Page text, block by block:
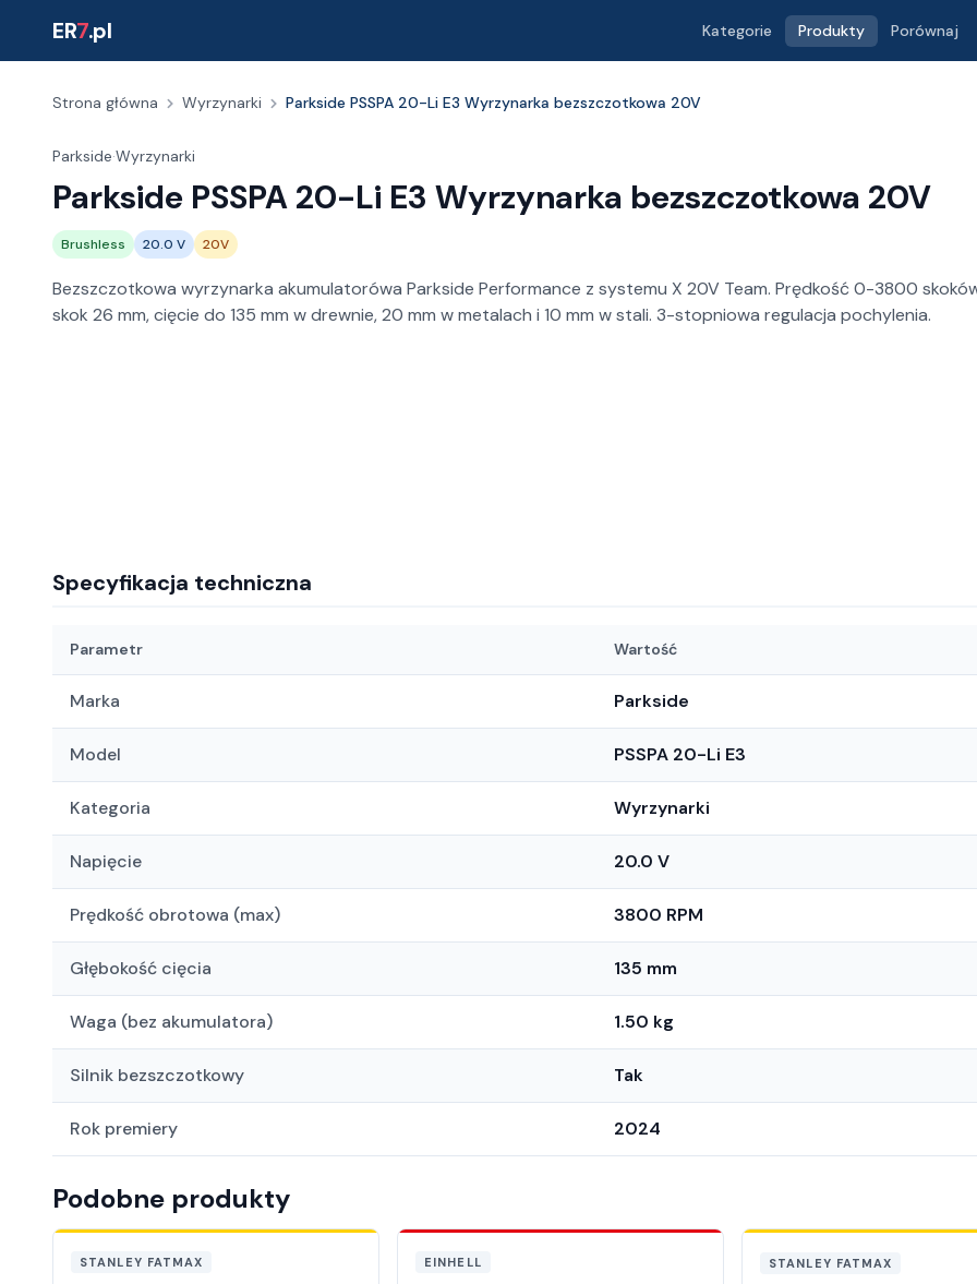
ER7.pl Kategorie Produkty Porównaj
Strona główna Wyrzynarki Parkside PSSPA 20-Li E3 Wyrzynarka bezszczotkowa 20V
Parkside·Wyrzynarki
Parkside PSSPA 20-Li E3 Wyrzynarka bezszczotkowa 20V
Brushless 20.0 V 20V
Bezszczotkowa wyrzynarka akumulatorówa Parkside Performance z systemu X 20V Team. Prędkość 0-3800
skok 26 mm, cięcie do 135 mm w drewnie, 20 mm w metalach i 10 mm w stali. 3-stopniowa regulacja pochylenia.
Specyfikacja techniczna
Parametr Wartość
Marka Parkside
Model PSSPA 20-Li E3
Kategoria Wyrzynarki
Napięcie 20.0 V
Prędkość obrotowa (max) 3800 RPM
Głębokość cięcia 135 mm
Waga (bez akumulatora) 1.50 kg
Silnik bezszczotkowy Tak
Rok premiery 2024
Podobne produkty
STANLEY FATMAX EINHELL STANLEY FATMAX